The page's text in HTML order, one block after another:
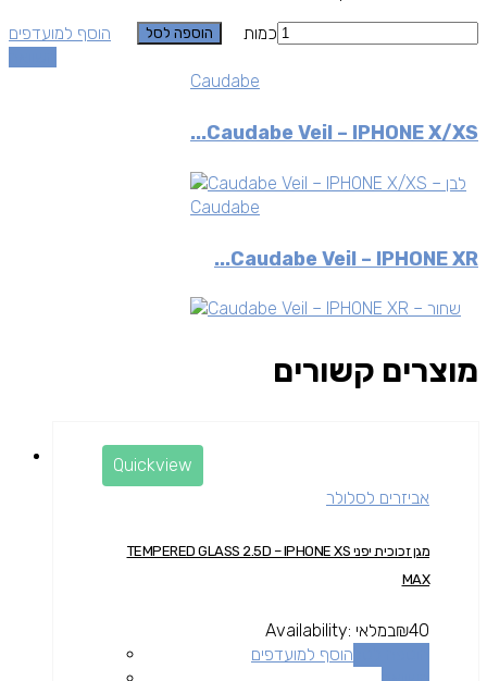
כמות
הוספה לסל
הוסף למועדפים
Caudabe
Caudabe Veil – IPHONE X/XS...
Caudabe
Caudabe Veil – IPHONE XR...
מוצרים קשורים
Quickview
אביזרים לסלולר
מגן זכוכית יפני TEMPERED GLASS 2.5D – IPHONE XS
MAX
₪40
Availability: במלאי
הוסף למועדפים